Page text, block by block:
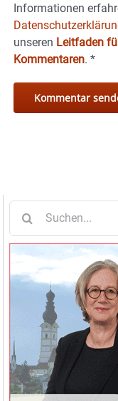
Informationen
unseren Leitfaden
Kommentaren. *
nach: